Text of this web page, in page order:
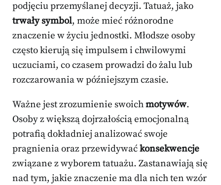
podjęciu przemyślanej decyzji. Tatuaż, jako
trwały symbol, może mieć różnorodne
znaczenie w życiu jednostki. Młodsze osoby
często kierują się impulsem i chwilowymi
uczuciami, co czasem prowadzi do żalu lub
rozczarowania w późniejszym czasie.
Ważne jest zrozumienie swoichmotywów.
Osoby z większą dojrzałością emocjonalną
potrafią dokładniej analizować swoje
pragnienia oraz przewidywaćkonsekwencje
związane z wyborem tatuażu. Zastanawiają się
nad tym, jakie znaczenie ma dla nich ten wzór